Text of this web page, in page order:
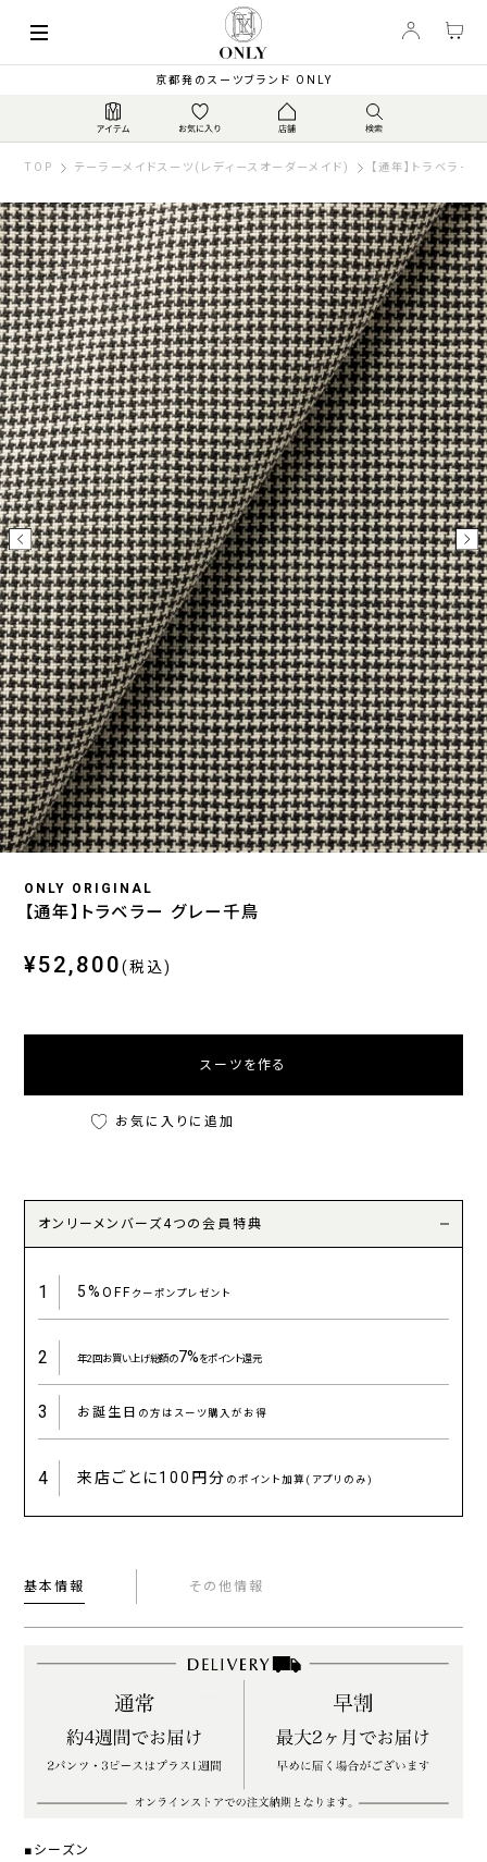
京都発のスーツブランド ONLY
TOP テーラーメイドスーツ(レディースオーダーメイド) 【通年】トラベラー
ONLY ORIGINAL
【通年】トラベラー グレー千鳥
¥52,800(税込)
スーツを作る
お気に入りに追加
オンリーメンバーズ4つの会員特典
1 5%OFFクーポンプレゼント
2 年2回お買い上げ総額の7%をポイント還元
3 お誕生日 の方はスーツ購入がお得
4 来店ごとに100円分 のポイント加算(アプリのみ)
基本情報 その他情報
■シーズン